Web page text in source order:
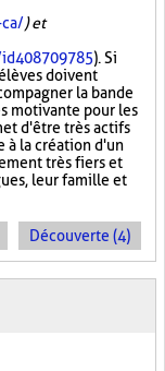
) et
). Si
doivent
la bande
motivante pour les
d'être très actifs
à la création d'un
très fiers et
leur famille et
Découverte (4)